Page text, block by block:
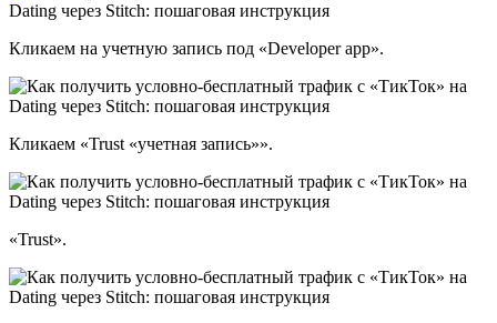
Кликаем на учетную запись под «Developer app».
Кликаем «Trust «учетная запись»».
«Trust».